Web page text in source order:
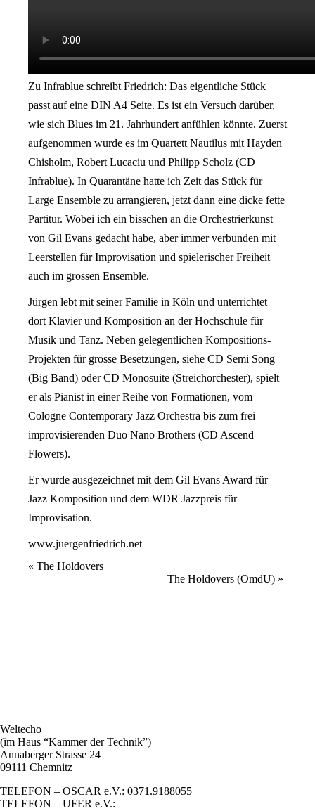
Zu Infrablue schreibt Friedrich: Das eigentliche Stück
passt auf eine DIN A4 Seite. Es ist ein Versuch darüber,
wie sich Blues im 21. Jahrhundert anfühlen könnte. Zuerst
aufgenommen wurde es im Quartett Nautilus mit Hayden
Chisholm, Robert Lucaciu und Philipp Scholz (CD
Infrablue). In Quarantäne hatte ich Zeit das Stück für
Large Ensemble zu arrangieren, jetzt dann eine dicke fette
Partitur. Wobei ich ein bisschen an die Orchestrierkunst
von Gil Evans gedacht habe, aber immer verbunden mit
Leerstellen für Improvisation und spielerischer Freiheit
auch im grossen Ensemble.
Jürgen lebt mit seiner Familie in Köln und unterrichtet
dort Klavier und Komposition an der Hochschule für
Musik und Tanz. Neben gelegentlichen Kompositions-
Projekten für grosse Besetzungen, siehe CD Semi Song
(Big Band) oder CD Monosuite (Streichorchester), spielt
er als Pianist in einer Reihe von Formationen, vom
Cologne Contemporary Jazz Orchestra bis zum frei
improvisierenden Duo Nano Brothers (CD Ascend
Flowers).
Er wurde ausgezeichnet mit dem Gil Evans Award für
Jazz Komposition und dem WDR Jazzpreis für
Improvisation.
www.juergenfriedrich.net
Veranstaltung
« The Holdovers
The Holdovers (OmdU) »
Weltecho
(im Haus “Kammer der Technik”)
Annaberger Strasse 24
09111 Chemnitz
TELEFON – OSCAR e.V.: 0371.9188055
TELEFON – UFER e.V.: